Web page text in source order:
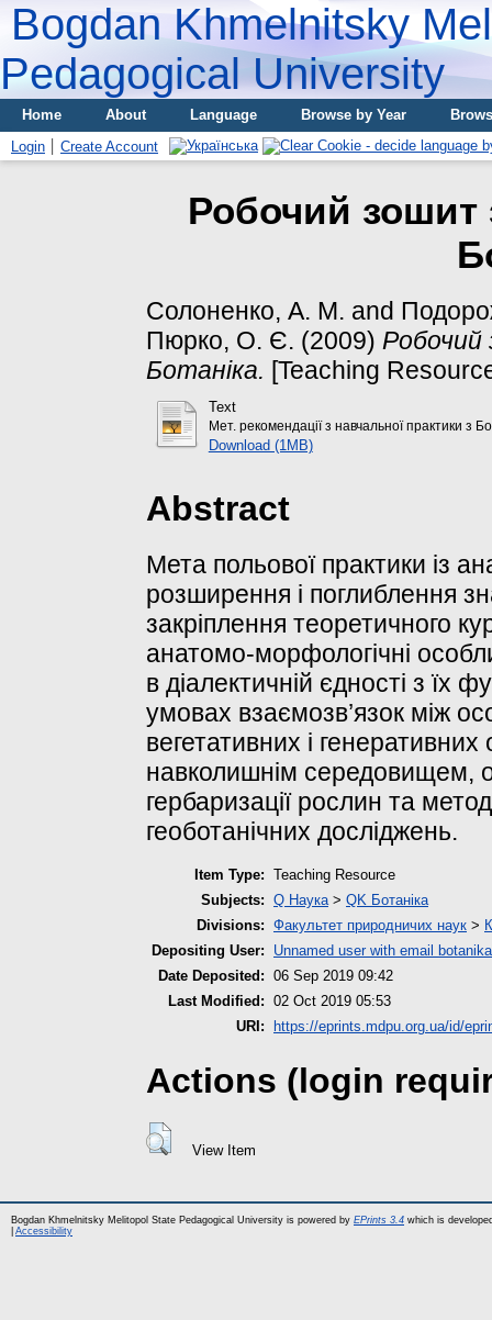
Bogdan Khmelnitsky
Pedagogical University
Home About Language Browse by Year
Login
Create Account
Робочий зошит
Солоненко, А. М. and
Пюрко, О. Є. (2009) Робочий
Ботаніка. [Teaching
Text
Мет. рекомендації з навчальної практики з
Download (1MB)
Abstract
Мета польової практики із
розширення і поглиблення
закріплення теоретичного
анатомо-морфологічні
в діалектичній єдності з їх
умовах взаємозв’язок між
вегетативних і генеративних
навколишнім середовищем,
гербаризації рослин та
геоботанічних досліджень.
Item Type: Teaching Resource
Subjects: Q Наука> QK Ботаніка
Divisions: Факультет природничих наук >
Depositing User:
Unnamed user with email
Date Deposited: 06 Sep 2019 09:42
Last Modified: 02 Oct 2019 05:53
URI:
https://eprints.mdpu.org.ua/id/
Actions (login
View Item
Bogdan Khmelnitsky Melitopol State Pedagogical University is powered by EPrints 3.4 which is
Accessibility